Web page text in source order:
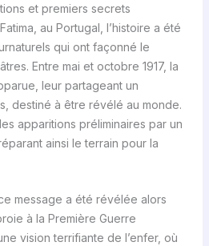
et premiers secrets
au Portugal, l’histoire a été
qui ont façonné le
Entre mai et octobre 1917, la
leur partageant un
destiné à être révélé au monde.
apparitions préliminaires par un
ainsi le terrain pour la
message a été révélée alors
à la Première Guerre
vision terrifiante de l’enfer, où